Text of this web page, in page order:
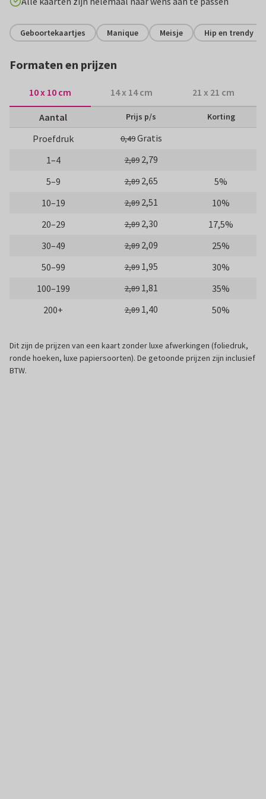
Geboortekaartjes Manique Meisje Hip en trendy
Formaten en prijzen
10 x 10 cm 14 x 14 cm 21 x 21 cm
Aantal Prijs p/s Korting
Proefdruk 0,49Gratis
1–4
2,89 2,79
5–9
2,89 2,65
5%
10–19
2,89 2,51
10%
20–29
2,89 2,30
17,5%
30–49
2,89 2,09
25%
50–99
2,89 1,95
30%
100–199
2,89 1,81
35%
200+
2,89 1,40 50%
Dit zijn de prijzen van een kaart zonder luxe afwerkingen (foliedruk,
ronde hoeken, luxe papiersoorten). De getoonde prijzen zijn inclusief
BTW.